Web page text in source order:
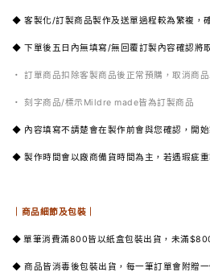
◆ 客製化/訂製商品製作及送單過程較為繁複，
◆ 下單後五日內無填寫/無回覆訂製內容確認將
・ 訂單商品扣除客製商品後正常預購，取消商品
・ 刻字商品/標示Mildre made皆為訂製商品
◆ 內容填寫不請楚會在製作前會與您確認，開
◆ 製作時間會以廠商備貨時間為主，若遇瑕疵
｜商品細節及包裝｜
◆ 單筆消費滿800皆以紙盒包裝出貨，未滿
◆ 商品皆消毒後包裝出貨，每一筆訂單會附贈